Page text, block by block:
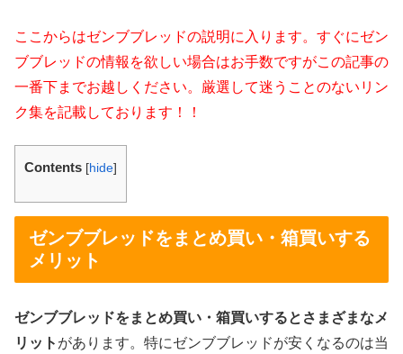
ここからはゼンブブレッドの説明に入ります。すぐにゼン
ブブレッドの情報を欲しい場合はお手数ですがこの記事の
一番下までお越しください。厳選して迷うことのないリン
ク集を記載しております！！
Contents [hide]
ゼンブブレッドをまとめ買い・箱買いする
メリット
ゼンブブレッドをまとめ買い・箱買いするとさまざまなメ
リット があります。特にゼンブブレッドが安くなるのは当